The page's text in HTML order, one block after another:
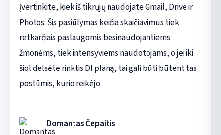
įvertinkite, kiek iš tikrųjų naudojate Gmail, Drive ir
Photos. Šis pasiūlymas keičia skaičiavimus tiek
retkarčiais paslaugomis besinaudojantiems
žmonėms, tiek intensyviems naudotojams, o jei iki
šiol delsėte rinktis DI planą, tai gali būti būtent tas
postūmis, kurio reikėjo.
Domantas Čepaitis